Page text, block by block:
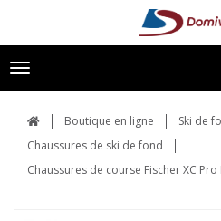
Toggle
navigation
Boutique en ligne
Ski de
Chaussures de ski de fond
Chaussures de course Fischer XC